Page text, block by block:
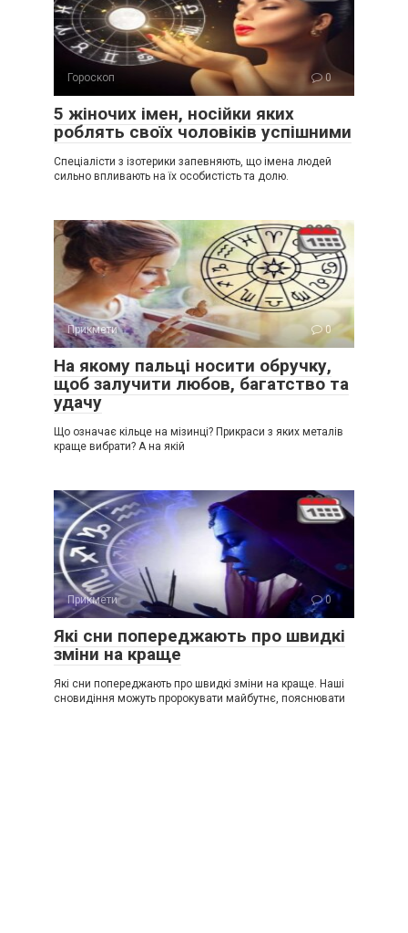
Гороскоп 0
5 жіночих імен, носійки яких
роблять своїх чоловіків успішними
Спеціалісти з ізотерики запевняють, що імена людей
сильно впливають на їх особистість та долю.
Прикмети 0
На якому пальці носити обручку,
щоб залучити любов, багатство та
удачу
Що означає кільце на мізинці? Прикраси з яких металів
краще вибрати? А на якій
Прикмети 0
Які сни попереджають про швидкі
зміни на краще
Які сни попереджають про швидкі зміни на краще. Наші
сновидіння можуть пророкувати майбутнє, пояснювати